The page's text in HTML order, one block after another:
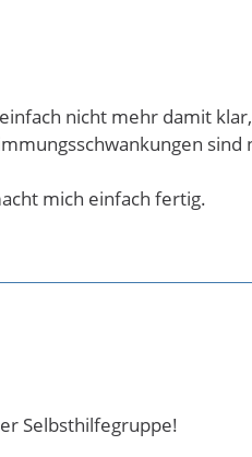
nicht mehr damit
mich einfach fertig.
Selbsthilfegruppe!